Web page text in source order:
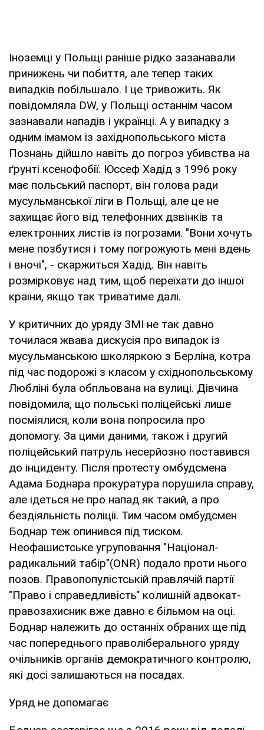
Іноземці у Польщі раніше рідко зазанавали
принижень чи побиття, але тепер таких
випадків побільшало. І це тривожить. Як
повідомляла DW, у Польщі останнім часом
зазнавали нападів і українці. А у випадку з
одним імамом із західнопольського міста
Познань дійшло навіть до погроз убивства на
ґрунті ксенофобії. Юссеф Хадід з 1996 року
має польський паспорт, він голова ради
мусульманської ліги в Польщі, але це не
захищає його від телефонних дзвінків та
електронних листів із погрозами. "Вони хочуть
мене позбутися і тому погрожують мені вдень
і вночі", - скаржиться Хадід. Він навіть
розмірковує над тим, щоб переїхати до іншої
країни, якщо так триватиме далі.
У критичних до уряду ЗМІ не так давно
точилася жвава дискусія про випадок із
мусульманською школяркою з Берліна, котра
під час подорожі з класом у східнопольському
Любліні була обпльована на вулиці. Дівчина
повідомила, що польські поліцейські лише
посміялися, коли вона попросила про
допомогу. За цими даними, також і другий
поліцейський патруль несерйозно поставився
до інциденту. Після протесту омбудсмена
Адама Боднара прокуратура порушила справу,
але ідеться не про напад як такий, а про
бездіяльність поліції. Тим часом омбудсмен
Боднар теж опинився під тиском.
Неофашистське угруповання "Націонал-
радикальний табір"(ONR) подало проти нього
позов. Правопопулістській правлячій партії
"Право і справедливість" колишній адвокат-
правозахисник вже давно є більмом на оці.
Боднар належить до останніх обраних ще під
час попереднього праволіберального уряду
очільників органів демократичного контролю,
які досі залишаються на посадах.
Уряд не допомагає